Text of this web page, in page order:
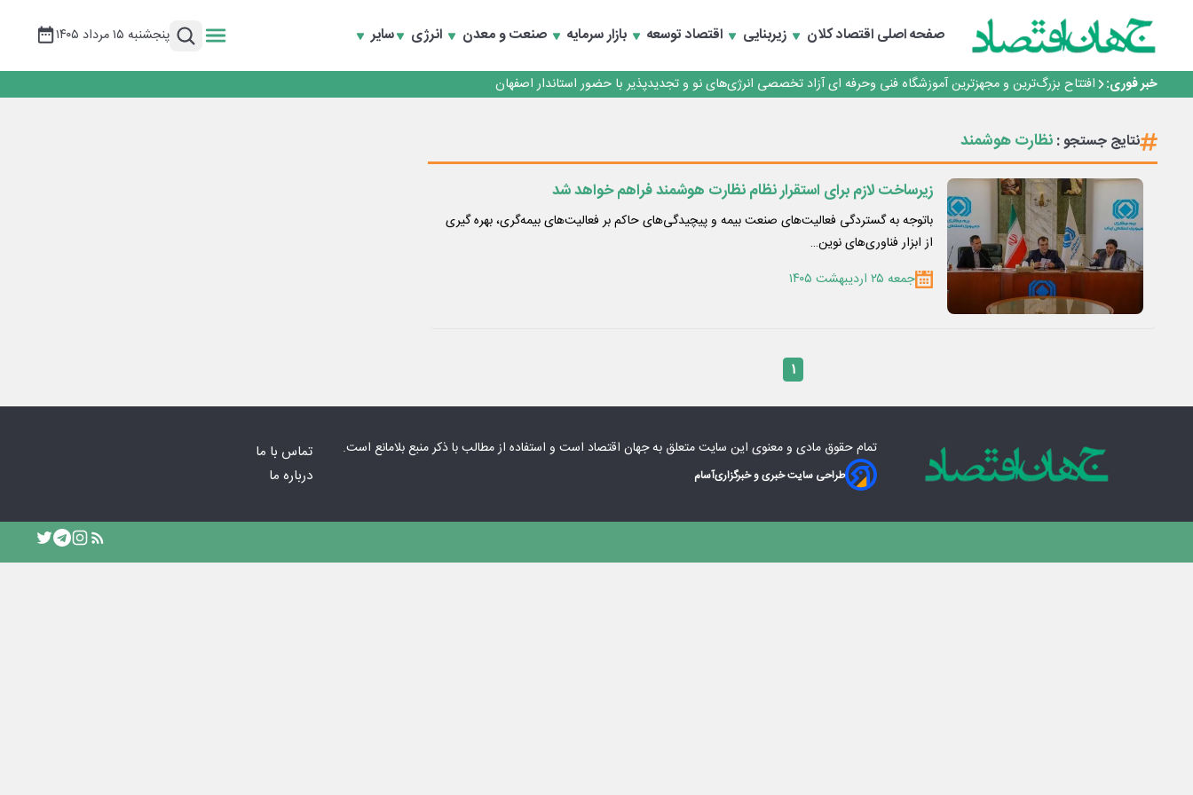
صفحه اصلیاقتصاد کلان زیربنایی اقتصاد توسعه بازار سرمایه صنعت و معدن انرژی سایر پنجشنبه ۱۵ مرداد ۱۴۰۵
خبر فوری:
تداوم صعود مس در بازارهای جهانی؛ قیمت فلز سرخ از ۱۴هزار دلار در هر تن عبور کرد
فولاد در تله قیمت‌گذاری دستوری
افتتاح بزرگ‌ترین و مجهزترین آموزشگاه فنی وحرفه ای آزاد تخصصی انرژی‌های نو و تجدیدپذیر با حضور استاندار اصفهان
گفتگو با کاوه معلمی، مدیر حسابداری مدیریت فولادسنگان
فولاد در تله قیمت‌گذاری دستورینتایج جستجو :نظارت هوشمند
زیرساخت لازم برای استقرار نظام نظارت هوشمند فراهم خواهد شد
باتوجه به گستردگی فعالیت‌های صنعت بیمه و پیچیدگی‌های حاکم بر فعالیت‌های بیمه‌گری، بهره گیری
از ابزار فناوری‌های نوین…
جمعه ۲۵ اردیبهشت ۱۴۰۵
۱
تمام حقوق مادی‌ و معنوی این سایت متعلق بهجهان اقتصاد است و استفاده از مطالب با ذکر منبع بلامانع است.
طراحی سایت خبری و خبرگزاریآسام
تماس با ما
درباره ما